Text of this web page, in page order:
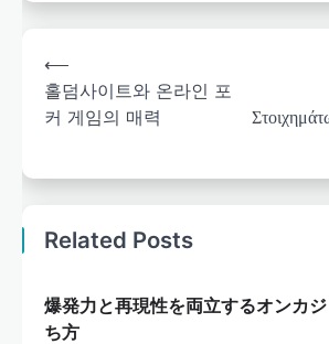
navigation
⟵
홀덤사이트와 온라인 포
커 게임의 매력
Related Posts
爆発力と再現性を両立するオンカ
ち方